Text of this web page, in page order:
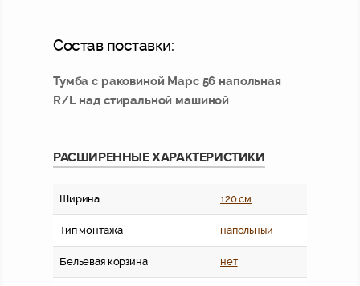
Состав поставки:
Тумба с раковиной Марс 56 напольная
R/L над стиральной машиной
РАСШИРЕННЫЕ ХАРАКТЕРИСТИКИ
Ширина 120 см
Тип монтажа напольный
Бельевая корзина нет